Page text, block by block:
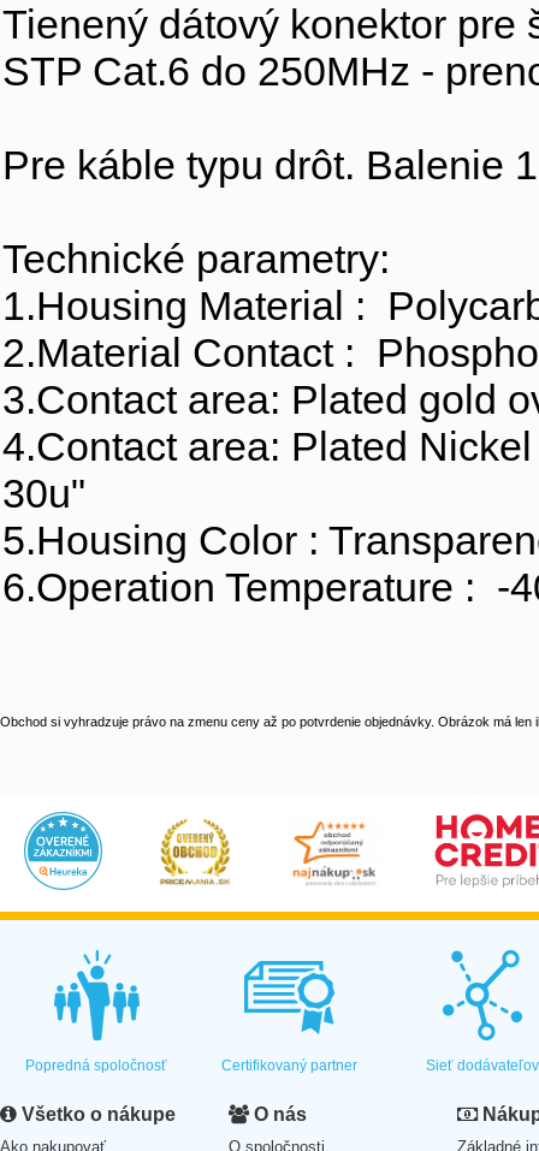
Tienený dátový konektor pre
STP Cat.6 do 250MHz -
Pre káble typu drôt. Balenie
Technické parametry:
1.Housing Material :
2.Material Contact :
3.Contact area: Plated gold
4.Contact area: Plated
30u"
5.Housing Color :
6.Operation Temperature : -
Obchod si vyhradzuje právo na zmenu ceny až po potvrdenie objednávky. Obrázok má len
Popredná spoločnosť Certifikovaný partner Sieť dodávateľov
Všetko o nákupe
Ako nakupovať
O nás
O spoločnosti
Základné